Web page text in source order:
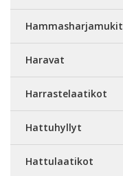
Hammasharjamukit
Haravat
Harrastelaatikot
Hattuhyllyt
Hattulaatikot